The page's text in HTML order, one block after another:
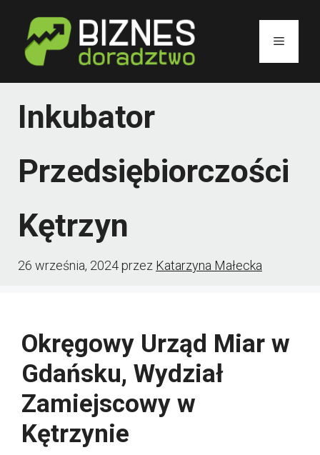
treści
Menu
Inkubator
Przedsiębiorczości
Kętrzyn
26 września, 2024przez Katarzyna Małecka
Okręgowy Urząd Miar w
Gdańsku, Wydział
Zamiejscowy w
Kętrzynie